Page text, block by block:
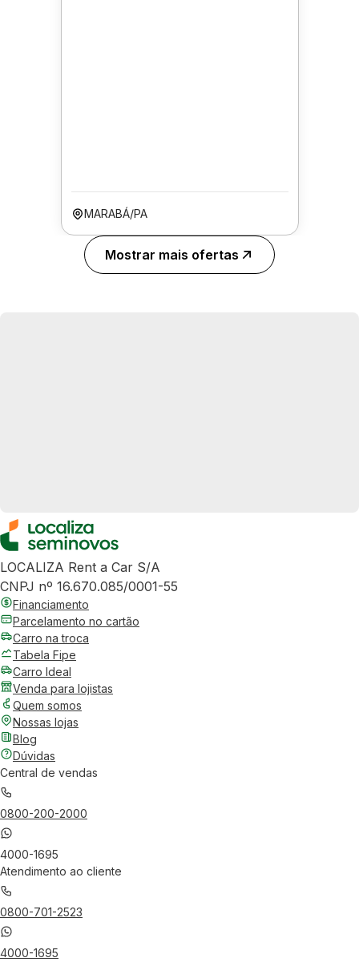
MARABÁ/PA
Mostrar mais ofertas
LOCALIZA Rent a Car S/A
CNPJ nº 16.670.085/0001-55
Financiamento
Parcelamento no cartão
Carro na troca
Tabela Fipe
Carro Ideal
Venda para lojistas
Quem somos
Nossas lojas
Blog
Dúvidas
Central de vendas
0800-200-2000
4000-1695
Atendimento ao cliente
0800-701-2523
4000-1695